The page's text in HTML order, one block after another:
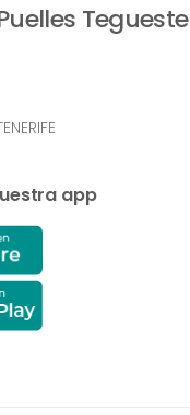
Tegueste
app